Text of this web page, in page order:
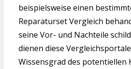
beispielsweise einen
Reparaturset Vergleich
seine Vor- und Nachteile
dienen diese
Wissensgrad des potentiellen